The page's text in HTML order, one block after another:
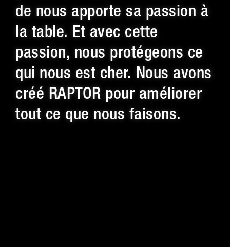
de nous apporte sa passion à
la table. Et avec cette
passion, nous protégeons ce
qui nous est cher. Nous avons
créé RAPTOR pour améliorer
tout ce que nous faisons.